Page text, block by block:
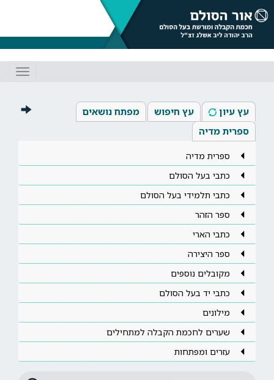
עץ עיון עץ חיפוש
מפתח נושאים
ספרית מדיה
ספרית מדיה
כתבי בעל הסולם
כתבי תלמידי בעל הסולם
ספר הזהר
כתבי הארי
ספר היצירה
מקובלים נוספים
כתבי יד בעל הסולם
מילונים
שערים לחכמת הקבלה למתחילים
עזרים ומפתחות